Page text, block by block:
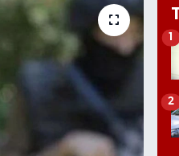
1
2